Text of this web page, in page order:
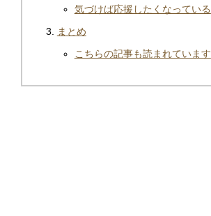
気づけば応援したくなっている
まとめ
こちらの記事も読まれています